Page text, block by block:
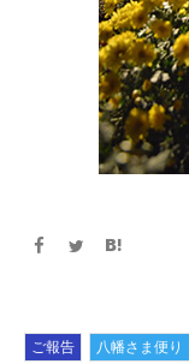
ご報告 八幡さま便り